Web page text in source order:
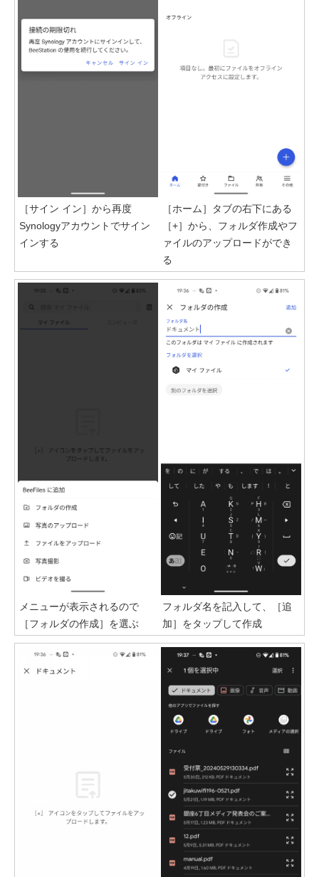
［サイン イン］から再度
Synologyアカウントでサイン
インする
［ホーム］タブの右下にある
［+］から、フォルダ作成やフ
ァイルのアップロードができ
る
メニューが表示されるので
［フォルダの作成］を選ぶ
フォルダ名を記入して、［追
加］をタップして作成